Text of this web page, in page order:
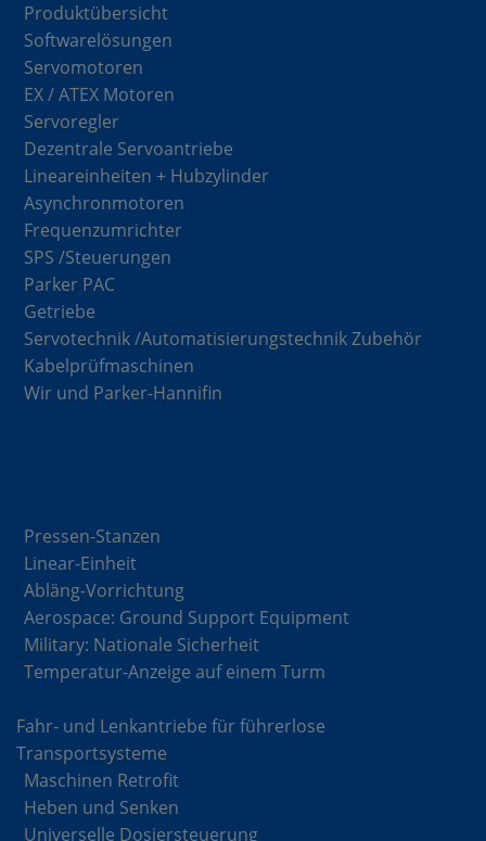
Produktübersicht
Softwarelösungen
Servomotoren
EX / ATEX Motoren
Servoregler
Dezentrale Servoantriebe
Lineareinheiten + Hubzylinder
Asynchronmotoren
Frequenzumrichter
SPS /Steuerungen
Parker PAC
Getriebe
Servotechnik /Automatisierungstechnik Zubehör
Kabelprüfmaschinen
Wir und Parker-Hannifin
Pressen-Stanzen
Linear-Einheit
Abläng-Vorrichtung
Aerospace: Ground Support Equipment
Military: Nationale Sicherheit
Temperatur-Anzeige auf einem Turm
Fahr- und Lenkantriebe für führerlose
Transportsysteme
Maschinen Retrofit
Heben und Senken
Universelle Dosiersteuerung